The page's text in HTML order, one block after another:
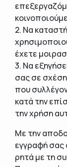
2. Να
έχετε
3. Να
σας σε
που
κατά την
την χρήση
Με την
εγγραφή σας
ρητά με τη